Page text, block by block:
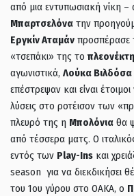
από μια εντυπωσιακή νίκη
Μπαρτσελόνα την
Εργκίν Αταμάν προσπέρασε
«τσεπάκι» της το
αγωνιστικά, Λούκα Βιλδόσα
επέστρεψαν και είναι
λύσεις στο ροτέισον των
πλευρό της η Μπολόνια θα
από τέσσερα ματς. Ο
εντός των Play-Ins και
season για να διεκδικήσει
του 1ου γύρου στο ΟΑΚΑ, ο